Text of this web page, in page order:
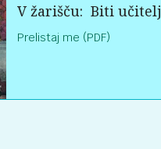
V žarišču: Biti učitelj
Prelistaj me (PDF)